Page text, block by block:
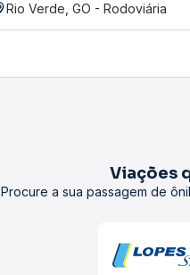
Rio Verde, GO - Rodoviária
Viações
Procure a sua passagem de